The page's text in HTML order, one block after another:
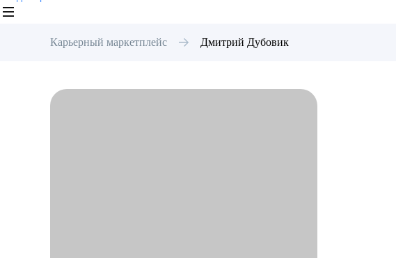
Карьерный маркетплейс Дмитрий Дубовик